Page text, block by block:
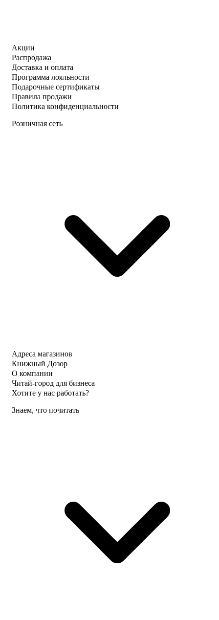
Акции
Распродажа
Доставка и оплата
Программа лояльности
Подарочные сертификаты
Правила продажи
Политика конфиденциальности
Розничная сеть
Адреса магазинов
Книжный Дозор
О компании
Читай-город для бизнеса
Хотите у нас работать?
Знаем, что почитать